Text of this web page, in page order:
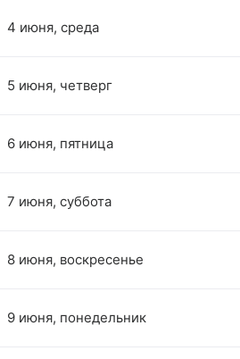
4 июня, среда
5 июня, четверг
6 июня, пятница
7 июня, суббота
8 июня, воскресенье
9 июня, понедельник